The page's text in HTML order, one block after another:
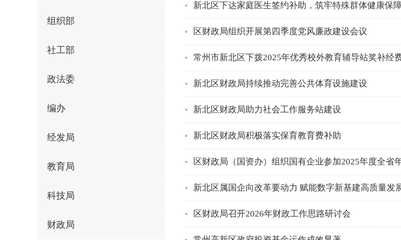
组织部
社工部
政法委
编办
经发局
教育局
科技局
财政局
新北区下达家庭医生签约补助，筑牢特殊群体健康保
区财政局组织开展第四季度党风廉政建设会议
常州市新北区下拨2025年优秀校外教育辅导站奖补经
新北区财政局持续推动完善公共体育设施建设
新北区财政局助力社会工作服务站建设
新北区财政局积极落实保育教育费补助
区财政局（国资办）组织国有企业参加2025年度全省
新北区属国企向改革要动力 赋能数字新基建高质量发
区财政局召开2026年财政工作思路研讨会